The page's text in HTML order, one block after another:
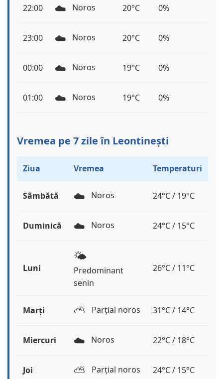
22:00 ☁️ Noros 20°C 0%
23:00 ☁️ Noros 20°C 0%
00:00 ☁️ Noros 19°C 0%
01:00 ☁️ Noros 19°C 0%
Vremea pe 7 zile în Leontinești
Ziua Vremea Temperaturi
Sâmbătă ☁️ Noros 24°C / 19°C
Duminică ☁️ Noros 24°C / 15°C
Luni
🌤️
Predominant
senin
26°C / 11°C
Marți ⛅️ Parțial noros 31°C / 14°C
Miercuri ☁️ Noros 22°C / 18°C
Joi ⛅️ Parțial noros 24°C / 15°C